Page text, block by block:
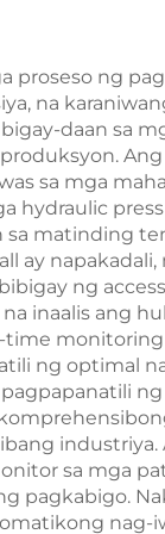
proseso ng
na
daan sa
sa mga
hydraulic
sa matinding
ay napakadali,
ng
inaalis ang
time
ng optimal
sa mga
pagkabigo.
nag-